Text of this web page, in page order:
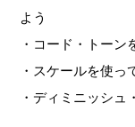
よう
・コード・トーン
・スケールを使っ
・ディミニッシュ